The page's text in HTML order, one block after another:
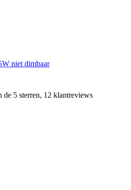
niet dimbaar
de 5 sterren, 12 klantreviews